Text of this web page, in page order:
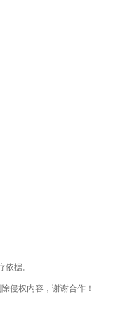
据。
侵权内容，谢谢合作！